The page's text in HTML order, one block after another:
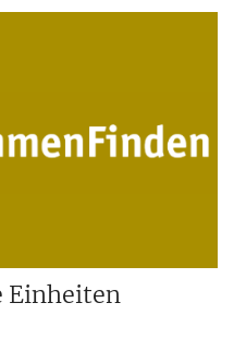
Einheiten